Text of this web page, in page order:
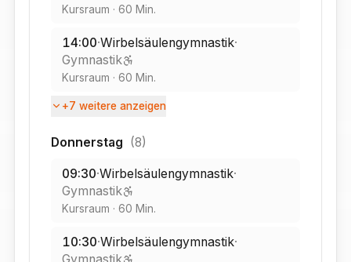
Kursraum · 60 Min.
14:00·Wirbelsäulengymnastik·
Gymnastik
Kursraum · 60 Min.
+7 weitere anzeigen
Donnerstag (8)
09:30·Wirbelsäulengymnastik·
Gymnastik
Kursraum · 60 Min.
10:30·Wirbelsäulengymnastik·